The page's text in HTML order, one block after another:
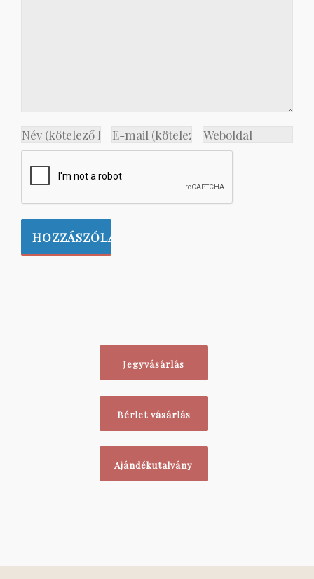
Jegyvásárlás
Bérlet vásárlás
Ajándékutalvány